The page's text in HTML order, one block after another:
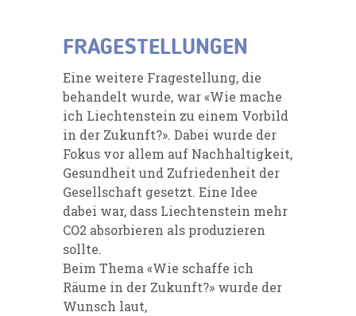
FRAGESTELLUNGEN
Eine weitere Fragestellung, die
behandelt wurde, war «Wie mache
ich Liechtenstein zu einem Vorbild
in der Zukunft?». Dabei wurde der
Fokus vor allem auf Nachhaltigkeit,
Gesundheit und Zufriedenheit der
Gesellschaft gesetzt. Eine Idee
dabei war, dass Liechtenstein mehr
CO2 absorbieren als produzieren
sollte.
Beim Thema «Wie schaffe ich
Räume in der Zukunft?» wurde der
Wunsch laut,